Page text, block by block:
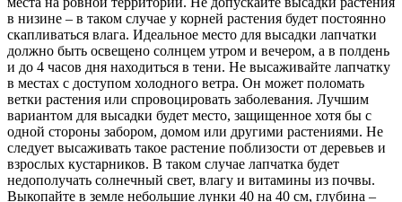
в низине – в таком случае у корней растения будет постоянно
скапливаться влага. Идеальное место для высадки лапчатки
должно быть освещено солнцем утром и вечером, а в полдень
и до 4 часов дня находиться в тени. Не высаживайте лапчатку
в местах с доступом холодного ветра. Он может поломать
ветки растения или спровоцировать заболевания. Лучшим
вариантом для высадки будет место, защищенное хотя бы с
одной стороны забором, домом или другими растениями. Не
следует высаживать такое растение поблизости от деревьев и
взрослых кустарников. В таком случае лапчатка будет
недополучать солнечный свет, влагу и витамины из почвы.
Выкопайте в земле небольшие лунки 40 на 40 см, глубина –